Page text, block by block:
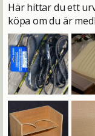
Här hittar du ett
köpa om du är